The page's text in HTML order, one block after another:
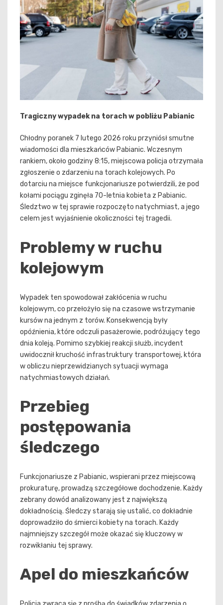
Tragiczny wypadek na torach w pobliżu Pabianic
Chłodny poranek 7 lutego 2026 roku przyniósł smutne
wiadomości dla mieszkańców Pabianic. Wczesnym
rankiem, około godziny 8:15, miejscowa policja otrzymała
zgłoszenie o zdarzeniu na torach kolejowych. Po
dotarciu na miejsce funkcjonariusze potwierdzili, że pod
kołami pociągu zginęła 70-letnia kobieta z Pabianic.
Śledztwo w tej sprawie rozpoczęto natychmiast, a jego
celem jest wyjaśnienie okoliczności tej tragedii.
Problemy w ruchu
kolejowym
Wypadek ten spowodował zakłócenia w ruchu
kolejowym, co przełożyło się na czasowe wstrzymanie
kursów na jednym z torów. Konsekwencją były
opóźnienia, które odczuli pasażerowie, podróżujący tego
dnia koleją. Pomimo szybkiej reakcji służb, incydent
uwidocznił kruchość infrastruktury transportowej, która
w obliczu nieprzewidzianych sytuacji wymaga
natychmiastowych działań.
Przebieg
postępowania
śledczego
Funkcjonariusze z Pabianic, wspierani przez miejscową
prokuraturę, prowadzą szczegółowe dochodzenie. Każdy
zebrany dowód analizowany jest z największą
dokładnością. Śledczy starają się ustalić, co dokładnie
doprowadziło do śmierci kobiety na torach. Każdy
najmniejszy szczegół może okazać się kluczowy w
rozwikłaniu tej sprawy.
Apel do mieszkańców